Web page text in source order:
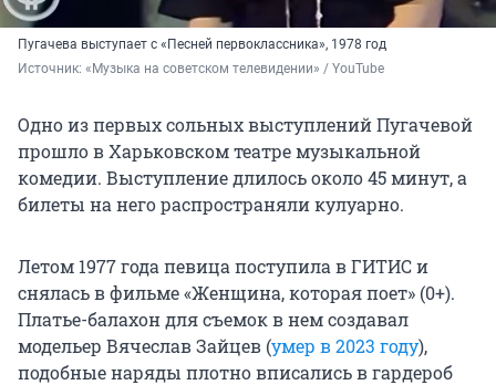
Пугачева выступает с «Песней первоклассника», 1978 год
Источник: «Музыка на советском телевидении» / YouTube
Одно из первых сольных выступлений Пугачевой
прошло в Харьковском театре музыкальной
комедии. Выступление длилось около 45 минут, а
билеты на него распространяли кулуарно.
Летом 1977 года певица поступила в ГИТИС и
снялась в фильме «Женщина, которая поет» (0+).
Платье-балахон для съемок в нем создавал
модельер Вячеслав Зайцев (умер в 2023 году),
подобные наряды плотно вписались в гардероб